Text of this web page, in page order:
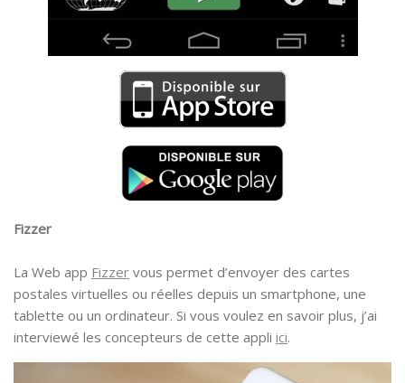
Fizzer
La Web app Fizzer vous permet d’envoyer des cartes
postales virtuelles ou réelles depuis un smartphone, une
tablette ou un ordinateur. Si vous voulez en savoir plus, j’ai
interviewé les concepteurs de cette appli ici.